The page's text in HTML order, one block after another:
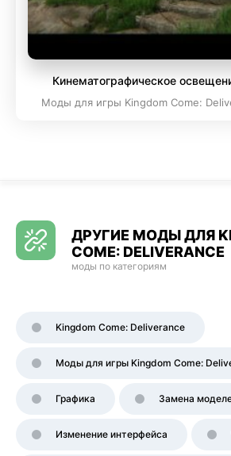
Кинематографическое
Моды для игры Kingdom Come:
ДРУГИЕ МОДЫ ДЛЯ
COME: DELIVERANCE
моды по категориям
Kingdom Come: Deliverance
Моды для игры Kingdom Come:
Графика Замена
Изменение интерфейса